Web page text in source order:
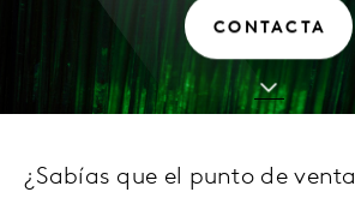
CONTACTA
¿Sabías que el punto de venta